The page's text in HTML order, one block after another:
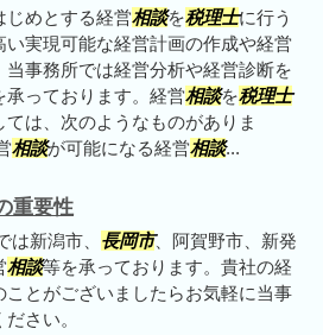
じめとする経営相談を税理士に行う
い実現可能な経営計画の作成や経営
事務所では経営分析や経営診断を
承っております。経営相談を税理士
は、次のようなものがありま
相談が可能になる経営相談...
重要性
は新潟市、 長岡市、阿賀野市、新発
相談等を承っております。貴社の経
とがございましたらお気軽に当事
さい。